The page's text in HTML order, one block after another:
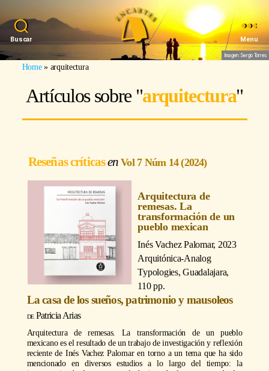
Buscar Menu
Imagen: Sergio Torres
Home» arquitectura
Artículos sobre "arquitectura"
Reseñas críticas Vol 7 Núm 14 (2024)
Arquitectura de
remesas. La
transformación de un
pueblo mexican
Inés Vachez Palomar, 2023
Arquitónica-Analog
Typologies, Guadalajara,
110 pp.
La casa de los sueños, patrimonio y mausoleos
Patricia Arias
Arquitectura de remesas. La transformación de un pueblo
mexicano es el resultado de un trabajo de investigación y reflexión
reciente de Inés Vachez Palomar en torno a un tema que ha sido
mencionado en diversos estudios a lo largo del tiempo: la